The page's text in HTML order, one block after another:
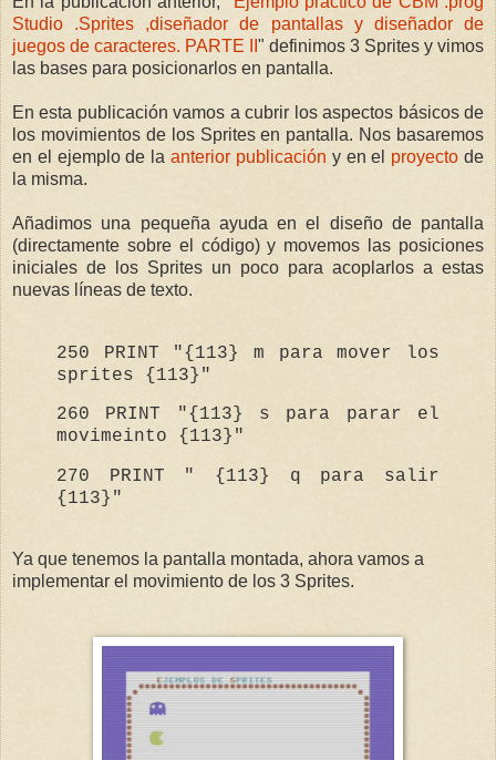
Studio .Sprites ,diseñador de pantallas y diseñador de
juegos de caracteres. PARTE II " definimos 3 Sprites y vimos
las bases para posicionarlos en pantalla.
En esta publicación vamos a cubrir los aspectos básicos de
los movimientos de los Sprites en pantalla. Nos basaremos
en el ejemplo de laanterior publicación y en el proyecto de
la misma.
Añadimos una pequeña ayuda en el diseño de pantalla
(directamente sobre el código) y movemos las posiciones
iniciales de los Sprites un poco para acoplarlos a estas
nuevas líneas de texto.
250 PRINT "{ 113 } m para mover los
sprites { 113 }"
260
PRINT "{ 113 } s para parar el
movimeinto { 113 }"
270
PRINT " { 113 } q para salir
{ 113 }"
Ya que tenemos la pantalla montada, ahora vamos a
implementar el movimiento de los 3 Sprites.